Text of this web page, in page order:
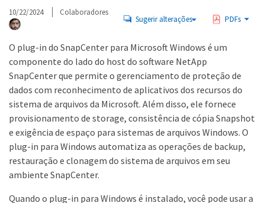
10/22/2024 Colaboradores
Sugerir alterações PDFs
O plug-in do SnapCenter para Microsoft Windows é um
componente do lado do host do software NetApp
SnapCenter que permite o gerenciamento de proteção de
dados com reconhecimento de aplicativos dos recursos do
sistema de arquivos da Microsoft. Além disso, ele fornece
provisionamento de storage, consistência de cópia Snapshot
e exigência de espaço para sistemas de arquivos Windows. O
plug-in para Windows automatiza as operações de backup,
restauração e clonagem do sistema de arquivos em seu
ambiente SnapCenter.
Quando o plug-in para Windows é instalado, você pode usar a